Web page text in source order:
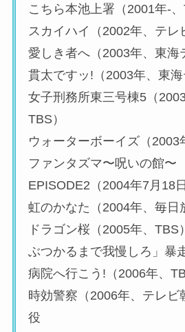
こちら本池上署（2001年-、
スカイハイ（2002年、テレ
愛しき者へ（2003年、東海
貫太ですッ!（2003年、東海
女子刑務所東三号棟5（
TBS）
ウォーターボーイズ（2003
ファンタズマ〜呪いの館〜
EPISODE2（2004年7月18
虹のかなた（2004年、毎日
ドラゴン桜（2005年、TBS
ぶつかるまで我慢しろ」暴
病院へ行こう!（2006年、
時効警察（2006年、テレビ
役